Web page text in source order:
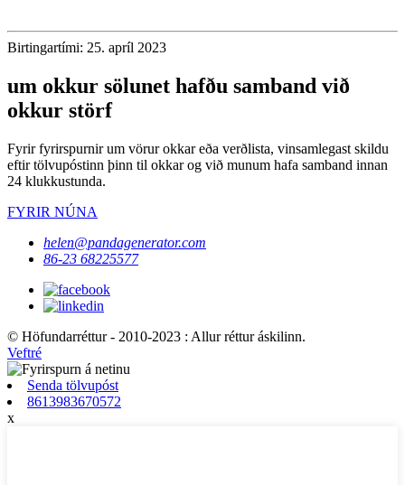
Birtingartími: 25. apríl 2023
um okkur sölunet hafðu samband við
okkur störf
Fyrir fyrirspurnir um vörur okkar eða verðlista, vinsamlegast skildu
eftir tölvupóstinn þinn til okkar og við munum hafa samband innan
24 klukkustunda.
FYRIR NÚNA
helen@pandagenerator.com
86-23 68225577
© Höfundarréttur - 2010-2023 : Allur réttur áskilinn.
Veftré
Senda tölvupóst
8613983670572
x